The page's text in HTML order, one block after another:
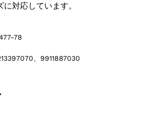
対応しています。
78
、9911887030